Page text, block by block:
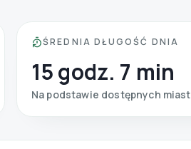
ŚREDNIA DŁUGOŚĆ DNIA
15 godz. 7 min
Na podstawie dostępnych miast